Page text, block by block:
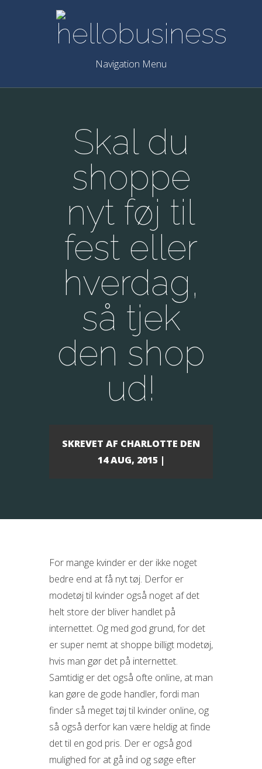
Navigation Menu
Skal du
shoppe
nyt føj til
fest eller
hverdag,
så tjek
den shop
ud!
SKREVET AF CHARLOTTE DEN
14 AUG, 2015 |
For mange kvinder er der ikke noget
bedre end at få nyt tøj. Derfor er
modetøj til kvinder også noget af det
helt store der bliver handlet på
internettet. Og med god grund, for det
er super nemt at shoppe billigt modetøj,
hvis man gør det på internettet.
Samtidig er det også ofte online, at man
kan gøre de gode handler, fordi man
finder så meget tøj til kvinder online, og
så også derfor kan være heldig at finde
det til en god pris. Der er også god
mulighed for at gå ind og søge efter